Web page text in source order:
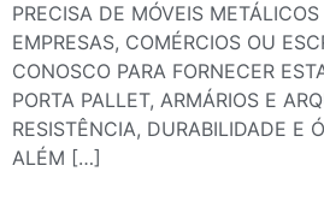
PRECISA DE MÓVEIS
EMPRESAS, COMÉRCIOS OU
CONOSCO PARA FORNECER
PORTA PALLET, ARMÁRIOS E
RESISTÊNCIA, DURABILIDADE E
ALÉM […]